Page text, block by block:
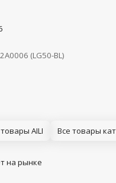
(LG50-BL)
AILI Все товары
на рынке